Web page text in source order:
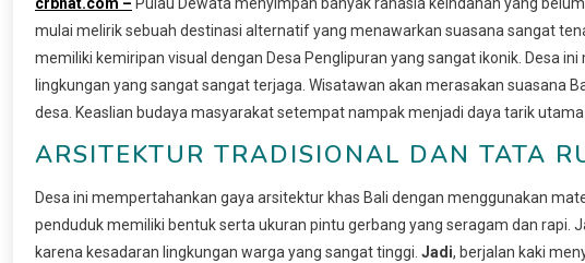
mulai melirik sebuah destinasi alternatif yang menawarkan suasana sangat
memiliki kemiripan visual dengan Desa Penglipuran yang sangat ikonik. Desa
lingkungan yang sangat sangat terjaga. Wisatawan akan merasakan suasana
desa. Keaslian budaya masyarakat setempat nampak menjadi daya tarik
ARSITEKTUR TRADISIONAL DAN TATA
Desa ini mempertahankan gaya arsitektur khas Bali dengan menggunakan
penduduk memiliki bentuk serta ukuran pintu gerbang yang seragam dan rapi.
karena kesadaran lingkungan warga yang sangat tinggi. Jadi, berjalan kaki